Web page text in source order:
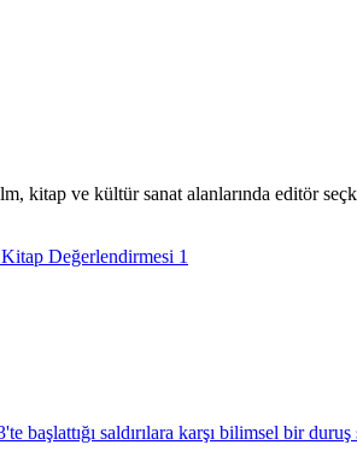
kitap ve kültür sanat alanlarında editör
Kitap Değerlendirmesi 1
saldırılara karşı bilimsel bir